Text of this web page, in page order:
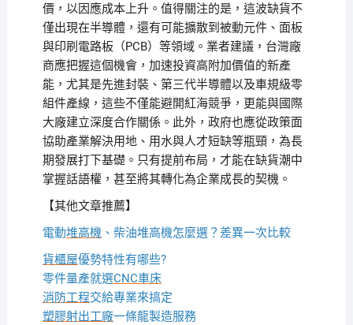
價，以因應成本上升。值得關注的是，這波缺貨不
僅出現在半導體，還有可能擴散到被動元件、面板
與印刷電路板（PCB）等領域。業者建議，台灣廠
商應把握這個機會，加速投資高附加價值的新產
能，尤其是先進封裝、第三代半導體以及車規級零
組件產線，這些不僅能避開紅海競爭，更能與國際
大廠建立深度合作關係。此外，政府也應從政策面
協助產業解決用地、用水與人才短缺等瓶頸，為長
期發展打下基礎。只有提前布局，才能在缺貨潮中
掌握話語權，甚至將其轉化為企業成長的契機。
【其他文章推薦】
電動堆高機、柴油堆高機怎麼選？差異一次比較
貨櫃屋優勢特性有哪些?
零件量產就選CNC車床
消防工程交給專業來搞定
塑膠射出工廠一條龍製造服務